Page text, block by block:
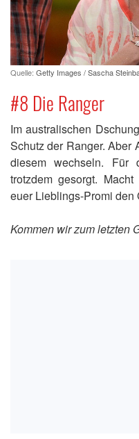
Quelle: Getty Images / Sascha
#8 Die Ranger
Im australischen
Schutz der Ranger. Aber
diesem wechseln. Für
trotzdem gesorgt.
euer Lieblings-Promi den
Kommen wir zum letzten